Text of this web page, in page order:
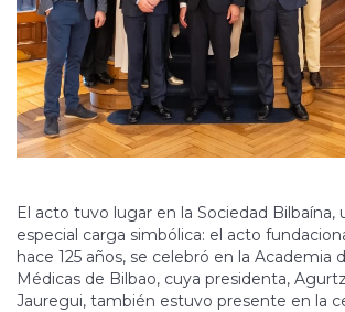
El acto tuvo lugar en la Sociedad Bilbaína,
especial carga simbólica: el acto
hace 125 años, se celebró en la Academia
Médicas de Bilbao, cuya presidenta,
Jauregui, también estuvo presente en la